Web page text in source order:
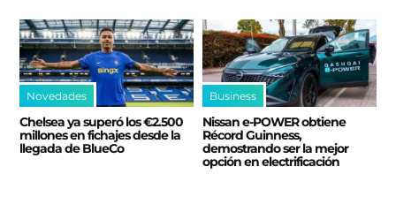
Novedades
Chelsea ya superó los €2.500
millones en fichajes desde la
llegada de BlueCo
Business
Nissan e‑POWER obtiene
Récord Guinness,
demostrando ser la mejor
opción en electrificación